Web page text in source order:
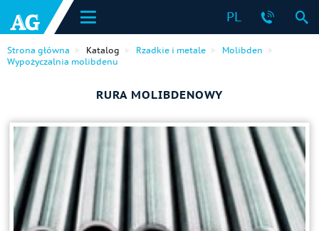
PL
Strona główna Katalog Rzadkie i metale
Molibden
Wypożyczalnia molibdenu
RURA MOLIBDENOWY